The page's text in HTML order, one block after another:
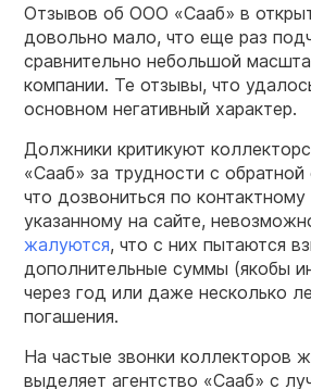
Отзывов об ООО «Сааб» в
довольно мало, что еще раз
сравнительно небольшой
компании. Те отзывы, что
основном негативный характер.
Должники критикуют
«Сааб» за трудности с
что дозвониться по
указанному на сайте,
жалуются, что с них пытаются
дополнительные суммы (якобы
через год или даже несколько
погашения.
На частые звонки коллекторов
выделяет агентство «Сааб» с